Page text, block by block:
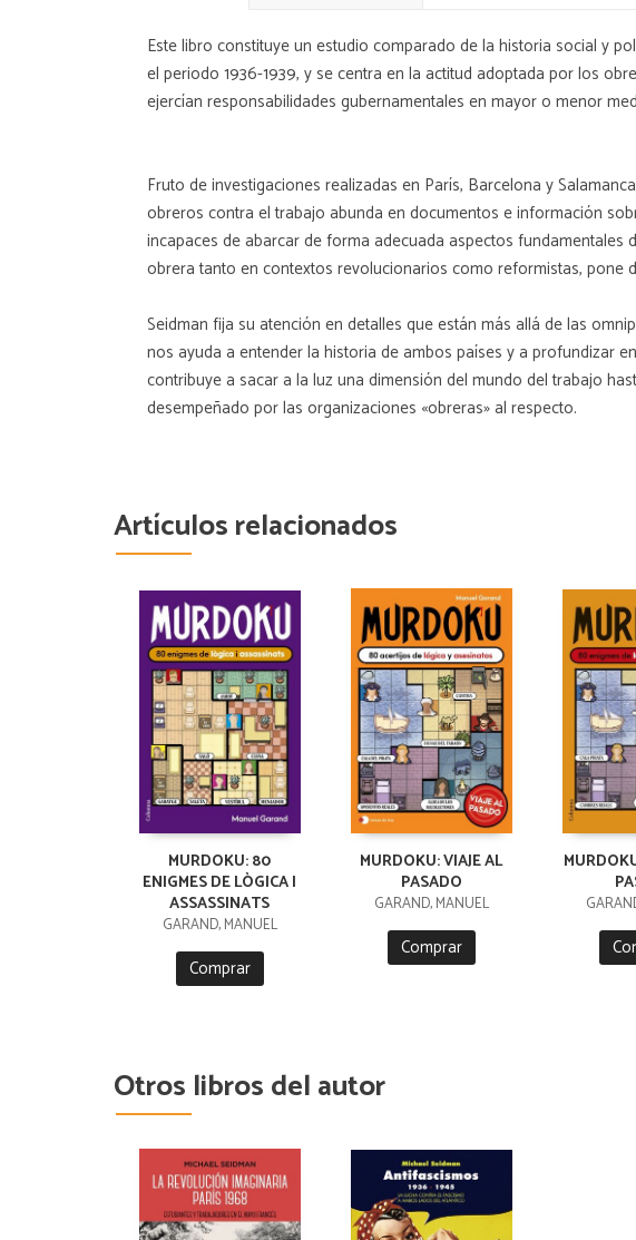
Este libro constituye un estudio comparado de la historia social y
el periodo 1936-1939, y se centra en la actitud adoptada por los
ejercían responsabilidades gubernamentales en mayor o menor
Fruto de investigaciones realizadas en París, Barcelona y
obreros contra el trabajo abunda en documentos e información
incapaces de abarcar de forma adecuada aspectos
obrera tanto en contextos revolucionarios como reformistas, pone
Seidman fija su atención en detalles que están más allá de las
nos ayuda a entender la historia de ambos países y a profundizar
contribuye a sacar a la luz una dimensión del mundo del trabajo
desempeñado por las organizaciones «obreras» al respecto.
Artículos relacionados
MURDOKU: 80
ENIGMES DE LÒGICA I
ASSASSINATS
GARAND, MANUEL
Comprar
MURDOKU: VIAJE AL
PASADO
GARAND, MANUEL
Comprar
Otros libros del autor